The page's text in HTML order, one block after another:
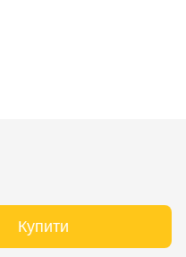
Купити